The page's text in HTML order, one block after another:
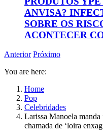
ANVISA?
SOBRE OS
ACONTECER
Anterior Próximo
You are here:
Home
Pop
Celebridades
Larissa Manoela manda
chamada de ‘loira